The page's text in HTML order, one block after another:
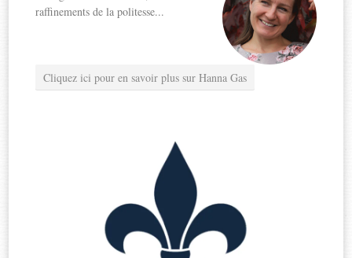
raffinements de la politesse...
Cliquez ici pour en savoir plus sur Hanna Gas